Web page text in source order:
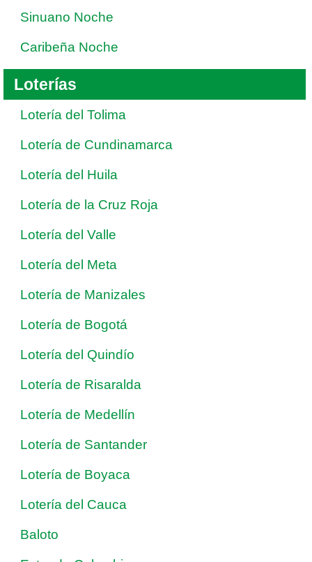
Sinuano Noche
Caribeña Noche
Loterías
Lotería del Tolima
Lotería de Cundinamarca
Lotería del Huila
Lotería de la Cruz Roja
Lotería del Valle
Lotería del Meta
Lotería de Manizales
Lotería de Bogotá
Lotería del Quindío
Lotería de Risaralda
Lotería de Medellín
Lotería de Santander
Lotería de Boyaca
Lotería del Cauca
Baloto